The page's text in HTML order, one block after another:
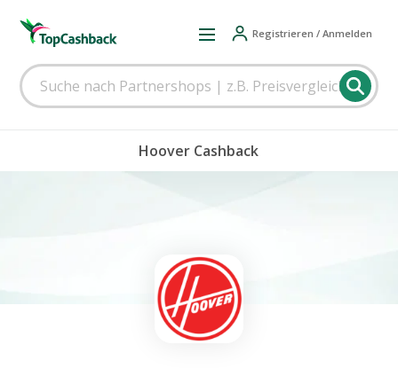
Registrieren / Anmelden
Hoover Cashback